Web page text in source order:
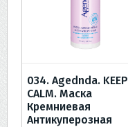
034. Agednda. KEEP
CALM. Маска
Кремниевая
Антикуперозная